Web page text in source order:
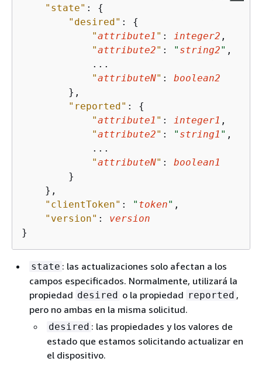
"state" : {
"desired" : {
"attribute1 " : integer2 ,
"attribute2" : " string2" ,
            ...
"attributeN" : boolean2
        },
"reported" : {
"attribute1 " : integer1 ,
"attribute2" : " string1 " ,
            ...
"attributeN" : boolean1
        }
    },
"clientToken" : " token" ,
"version" : version
}
state : las actualizaciones solo afectan a los
campos especificados. Normalmente, utilizará la
propiedad desired o la propiedad reported ,
pero no ambas en la misma solicitud.
desired : las propiedades y los valores de
estado que estamos solicitando actualizar en
el dispositivo.